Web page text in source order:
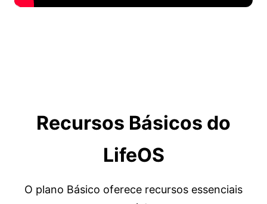
Recursos Básicos do
LifeOS
O plano Básico oferece recursos essenciais